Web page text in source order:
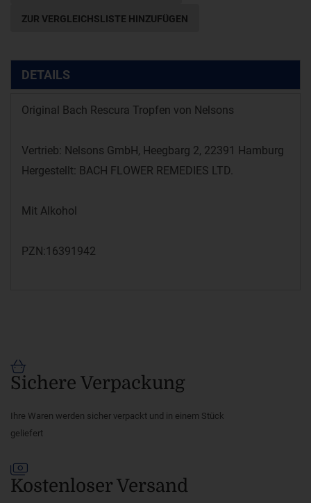
ZUR VERGLEICHSLISTE HINZUFÜGEN
DETAILS
Original Bach Rescura Tropfen von Nelsons
Vertrieb: Nelsons GmbH, Heegbarg 2, 22391 Hamburg
Hergestellt: BACH FLOWER REMEDIES LTD.
Mit Alkohol
PZN:16391942
Sichere Verpackung
Ihre Waren werden sicher verpackt und in einem Stück
geliefert
Kostenloser Versand